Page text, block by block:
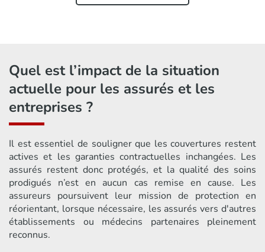
Quel est l’impact de la situation
actuelle pour les assurés et les
entreprises ?
Il est essentiel de souligner que les couvertures restent
actives et les garanties contractuelles inchangées. Les
assurés restent donc protégés, et la qualité des soins
prodigués n’est en aucun cas remise en cause. Les
assureurs poursuivent leur mission de protection en
réorientant, lorsque nécessaire, les assurés vers d'autres
établissements ou médecins partenaires pleinement
reconnus.